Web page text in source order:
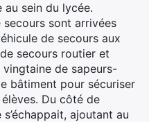
au sein du lycée.
secours sont arrivées
de secours aux
secours routier et
vingtaine de sapeurs-
bâtiment pour sécuriser
élèves. Du côté de
ajoutant au